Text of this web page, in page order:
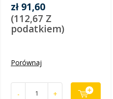
zł 91,60
(112,67 Z
podatkiem)
Porównaj
- +